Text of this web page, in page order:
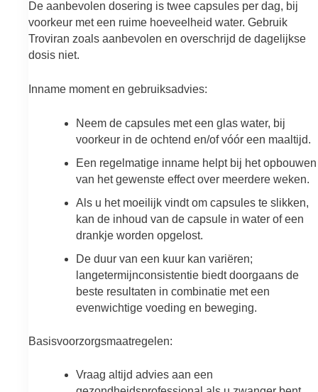
De aanbevolen dosering is twee capsules per dag, bij
voorkeur met een ruime hoeveelheid water. Gebruik
Troviran zoals aanbevolen en overschrijd de dagelijkse
dosis niet.
Inname moment en gebruiksadvies:
Neem de capsules met een glas water, bij
voorkeur in de ochtend en/of vóór een maaltijd.
Een regelmatige inname helpt bij het opbouwen
van het gewenste effect over meerdere weken.
Als u het moeilijk vindt om capsules te slikken,
kan de inhoud van de capsule in water of een
drankje worden opgelost.
De duur van een kuur kan variëren;
langetermijnconsistentie biedt doorgaans de
beste resultaten in combinatie met een
evenwichtige voeding en beweging.
Basisvoorzorgsmaatregelen:
Vraag altijd advies aan een